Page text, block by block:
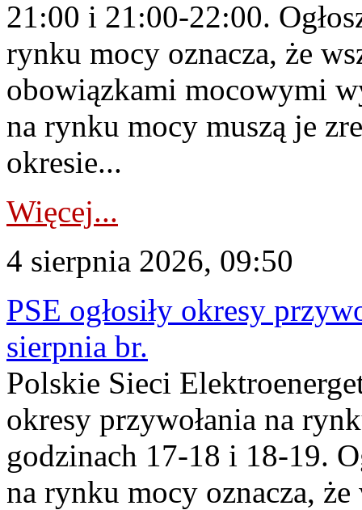
21:00 i 21:00-22:00.
rynku mocy oznacza, że
obowiązkami mocowymi
na rynku mocy muszą je
okresie...
Więcej...
4 sierpnia 2026, 09:50
PSE ogłosiły okresy
sierpnia br.
Polskie Sieci
okresy przywołania na
godzinach 17-18 i 18-19.
na rynku mocy oznacza,